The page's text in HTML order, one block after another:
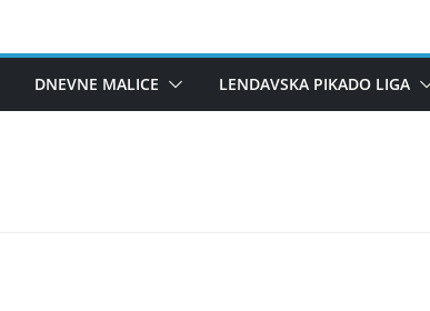
DNEVNE MALICE LENDAVSKA PIKADO LIGA